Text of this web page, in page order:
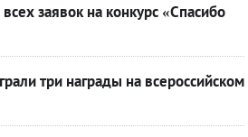
заявок на конкурс «Спасибо
три награды на всероссийском